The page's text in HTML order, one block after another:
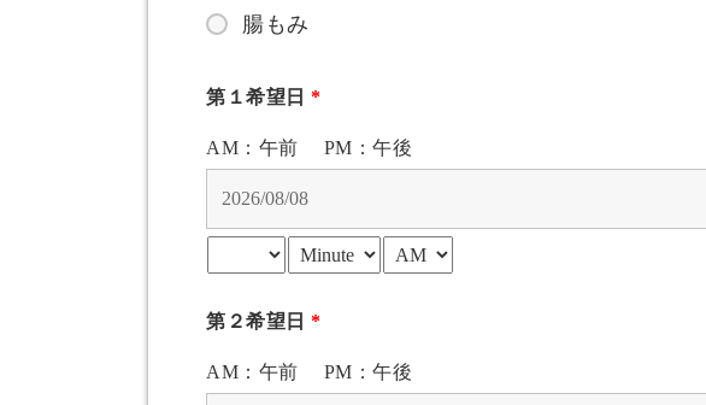
腸もみ
第１希望日*
AM：午前 PM：午後
第２希望日*
AM：午前 PM：午後